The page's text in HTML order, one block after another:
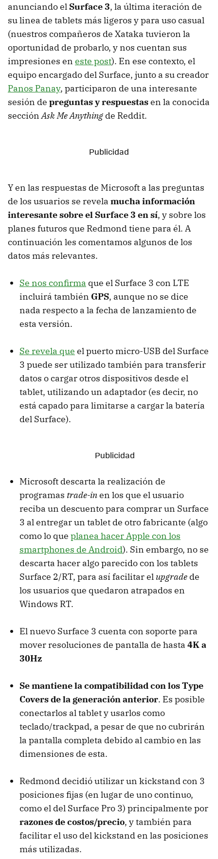
anunciando el Surface 3, la última iteración de
su linea de tablets más ligeros y para uso casual
(nuestros compañeros de Xataka tuvieron la
oportunidad de probarlo, y nos cuentan sus
impresiones en este post). En ese contexto, el
equipo encargado del Surface, junto a su creador
Panos Panay, participaron de una interesante
sesión de preguntas y respuestasen la conocida
secciónAsk Me Anything de Reddit.
Y en las respuestas de Microsoft a las preguntas
de los usuarios se revela mucha información
interesante sobre el Surface 3 en sí, y sobre los
planes futuros que Redmond tiene para él. A
continuación les comentamos algunos de los
datos más relevantes.
Se nos confirma que el Surface 3 con LTE
incluirá también GPS, aunque no se dice
nada respecto a la fecha de lanzamiento de
esta versión.
Se revela que el puerto micro-USB del Surface
3 puede ser utilizado también para transferir
datos o cargar otros dispositivos desde el
tablet, utilizando un adaptador (es decir, no
está capado para limitarse a cargar la batería
del Surface).
Microsoft descarta la realización de
programas trade-inen los que el usuario
reciba un descuento para comprar un Surface
3 al entregar un tablet de otro fabricante (algo
como lo que planea hacer Apple con los
smartphones de Android). Sin embargo, no se
descarta hacer algo parecido con los tablets
Surface 2/RT, para así facilitar el upgrade de
los usuarios que quedaron atrapados en
Windows RT.
El nuevo Surface 3 cuenta con soporte para
mover resoluciones de pantalla de hasta 4K a
30Hz
Se mantiene la compatibilidad con los Type
Covers de la generación anterior. Es posible
conectarlos al tablet y usarlos como
teclado/trackpad, a pesar de que no cubrirán
la pantalla completa debido al cambio en las
dimensiones de esta.
Redmond decidió utilizar un kickstand con 3
posiciones fijas (en lugar de uno continuo,
como el del Surface Pro 3) principalmente por
razones de costos/precio, y también para
facilitar el uso del kickstand en las posiciones
más utilizadas.